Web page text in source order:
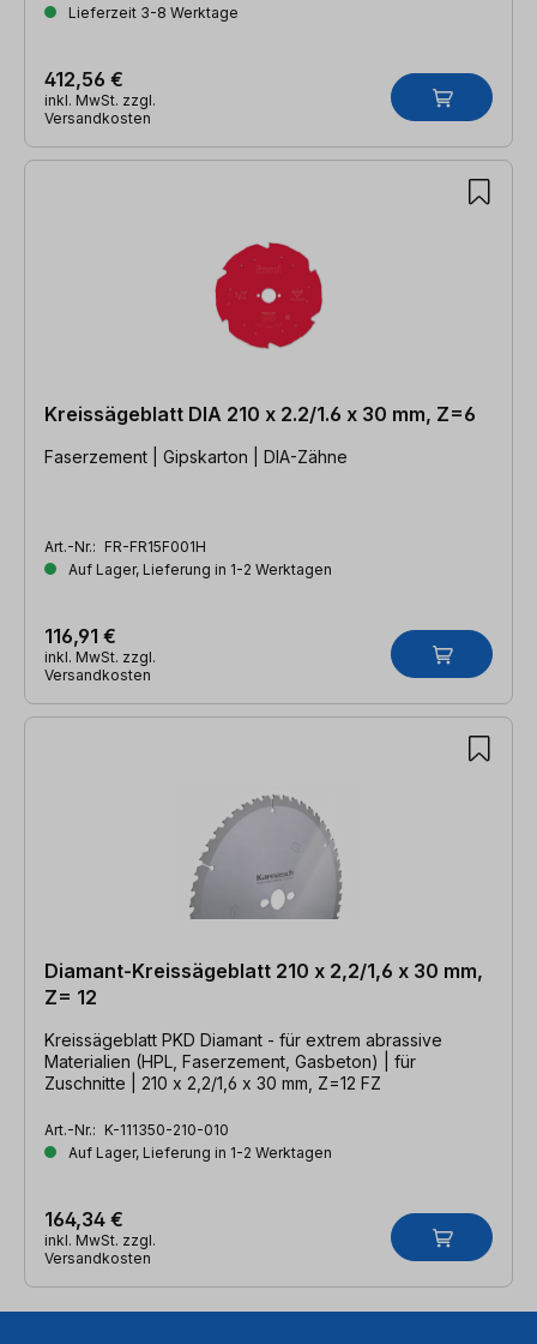
Lieferzeit 3-8 Werktage
412,56 €
inkl. MwSt. zzgl.
Versandkosten
Kreissägeblatt DIA 210 x 2.2/1.6 x 30 mm, Z=6
Faserzement | Gipskarton | DIA-Zähne
Art.-Nr.: FR-FR15F001H
Auf Lager, Lieferung in 1-2 Werktagen
116,91 €
inkl. MwSt. zzgl.
Versandkosten
Diamant-Kreissägeblatt 210 x 2,2/1,6 x 30 mm,
Z= 12
Kreissägeblatt PKD Diamant - für extrem abrassive
Materialien (HPL, Faserzement, Gasbeton) | für
Zuschnitte | 210 x 2,2/1,6 x 30 mm, Z=12 FZ
Art.-Nr.: K-111350-210-010
Auf Lager, Lieferung in 1-2 Werktagen
164,34 €
inkl. MwSt. zzgl.
Versandkosten